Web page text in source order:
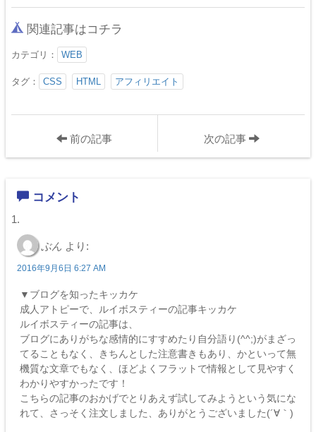
関連記事はコチラ
カテゴリ： WEB
タグ： CSS HTML アフィリエイト
前の記事 次の記事
コメント
ぶん より:
2016年9月6日 6:27 AM
▼ブログを知ったキッカケ
成人アトピーで、ルイボスティーの記事キッカケ
ルイボスティーの記事は、
ブログにありがちな感情的にすすめたり自分語り(^^;)がまざっ
てることもなく、きちんとした注意書きもあり、かといって無
機質な文章でもなく、ほどよくフラットで情報として見やすく
わかりやすかったです！
こちらの記事のおかげでとりあえず試してみようという気にな
れて、さっそく注文しました、ありがとうございました(´∀｀)